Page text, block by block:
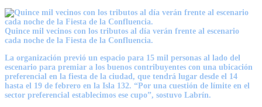
Quince mil vecinos con los tributos al día verán frente al escenario
cada noche de la Fiesta de la Confluencia.
La organización previó un espacio para 15 mil personas al lado del
escenario para premiar a los buenos contribuyentes con una ubicación
preferencial en la fiesta de la ciudad, que tendrá lugar desde el 14
hasta el 19 de febrero en la Isla 132. “Por una cuestión de límite en el
sector preferencial establecimos ese cupo”, sostuvo Labrín.